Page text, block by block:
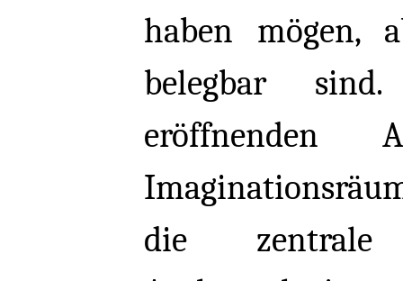
haben mögen,
belegbar
eröffnenden
die zentrale